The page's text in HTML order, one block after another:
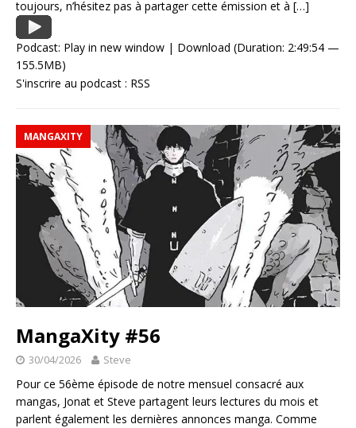
toujours, n’hésitez pas à partager cette émission et à […]
Podcast: Play in new window | Download (Duration: 2:49:54 —
155.5MB)
S'inscrire au podcast : RSS
MANGAXITY
MangaXity #56
30/04/2026 Steve
Pour ce 56ème épisode de notre mensuel consacré aux
mangas, Jonat et Steve partagent leurs lectures du mois et
parlent également les dernières annonces manga. Comme